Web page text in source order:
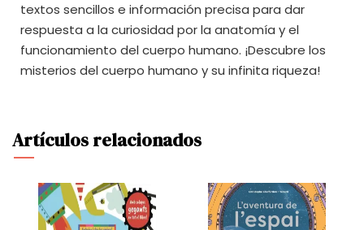
textos sencillos e información precisa para dar
respuesta a la curiosidad por la anatomía y el
funcionamiento del cuerpo humano. ¡Descubre los
misterios del cuerpo humano y su infinita riqueza!
Artículos relacionados